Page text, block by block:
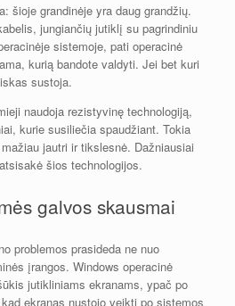
šioje grandinėje yra daug grandžių.
jungiančių jutiklį su pagrindiniu
sistemoje, pati operacinė
kurią bandote valdyti. Jei bet kuri
sustoja.
naudoja rezistyvinę technologiją,
kurie susiliečia spaudžiant. Tokia
jautri ir tikslesnė. Dažniausiai
šios technologijos.
galvos skausmai
problemos prasideda ne nuo
įrangos. Windows operacinė
jutikliniams ekranams, ypač po
ekranas nustojo veikti po sistemos